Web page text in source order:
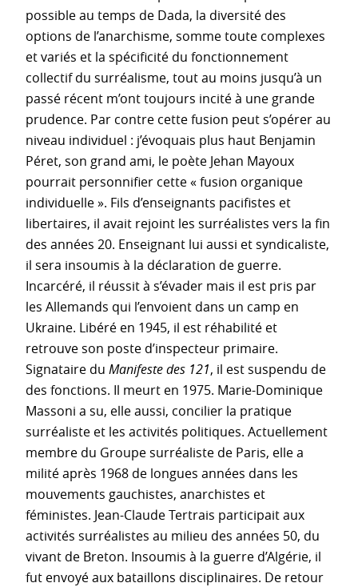
possible au temps de Dada, la diversité des
options de l’anarchisme, somme toute complexes
et variés et la spécificité du fonctionnement
collectif du surréalisme, tout au moins jusqu’à un
passé récent m’ont toujours incité à une grande
prudence. Par contre cette fusion peut s’opérer au
niveau individuel : j’évoquais plus haut Benjamin
Péret, son grand ami, le poète Jehan Mayoux
pourrait personnifier cette « fusion organique
individuelle ». Fils d’enseignants pacifistes et
libertaires, il avait rejoint les surréalistes vers la fin
des années 20. Enseignant lui aussi et syndicaliste,
il sera insoumis à la déclaration de guerre.
Incarcéré, il réussit à s’évader mais il est pris par
les Allemands qui l’envoient dans un camp en
Ukraine. Libéré en 1945, il est réhabilité et
retrouve son poste d’inspecteur primaire.
Signataire du Manifeste des 121, il est suspendu de
des fonctions. Il meurt en 1975. Marie-Dominique
Massoni a su, elle aussi, concilier la pratique
surréaliste et les activités politiques. Actuellement
membre du Groupe surréaliste de Paris, elle a
milité après 1968 de longues années dans les
mouvements gauchistes, anarchistes et
féministes. Jean-Claude Tertrais participait aux
activités surréalistes au milieu des années 50, du
vivant de Breton. Insoumis à la guerre d’Algérie, il
fut envoyé aux bataillons disciplinaires. De retour